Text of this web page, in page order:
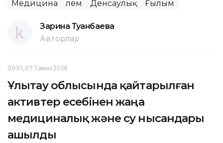
Медицина Әлем Денсаулық Ғылым
Зарина Туғанбаева
Авторлар
09:51, 07 Тамыз 2026
Ұлытау облысында қайтарылған
активтер есебінен жаңа
медициналық және су нысандары
ашылды